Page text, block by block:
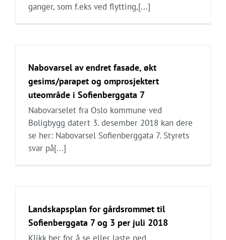
ganger, som f.eks ved flytting,[...]
Nabovarsel av endret fasade, økt
gesims/parapet og omprosjektert
uteområde i Sofienberggata 7
Nabovarselet fra Oslo kommune ved
Boligbygg datert 3. desember 2018 kan dere
se her: Nabovarsel Sofienberggata 7. Styrets
svar på[...]
Landskapsplan for gårdsrommet til
Sofienberggata 7 og 3 per juli 2018